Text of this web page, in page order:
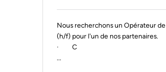
Nous recherchons un Opérateur
(h/f) pour l'un de nos partenaires.
· C
...